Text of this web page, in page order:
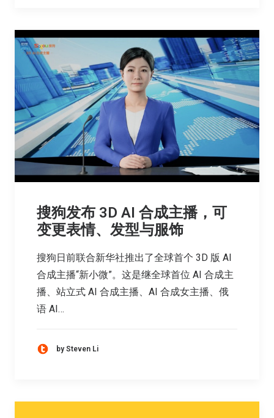
搜狗发布 3D AI 合成主播，可
变更表情、发型与服饰
搜狗日前联合新华社推出了全球首个 3D 版 AI
合成主播“新小微”。这是继全球首位 AI 合成主
播、站立式 AI 合成主播、AI 合成女主播、俄
语 AI…
by Steven Li